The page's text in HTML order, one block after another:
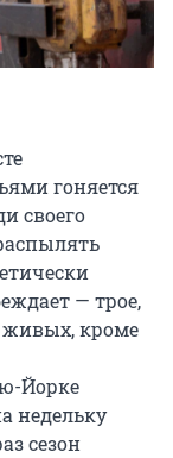
гоняется
своего
— трое,
живых, кроме
Йорке
недельку
сезон